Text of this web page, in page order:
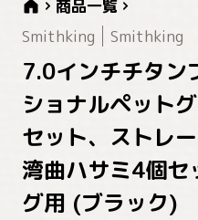
商品一覧
Smithking
Smithking
7.0インチチタン
ショナルペット
セット、ストレ
湾曲ハサミ4個セ
グ用 (ブラック)